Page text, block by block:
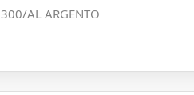
300/AL ARGENTO